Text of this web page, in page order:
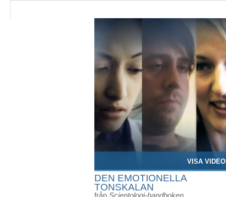
VISA VIDEO
DEN EMOTIONELLA
TONSKALAN
frånScientologi-handboken